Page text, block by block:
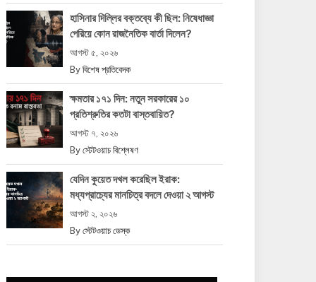
হাসিনার দিল্লির বক্তব্যে কী ছিল: নিষেধাজ্ঞা
পেরিয়ে কোন রাজনৈতিক বার্তা দিলেন?
আগস্ট ৫, ২০২৬
By বিশেষ প্রতিবেদক
ক্ষমতার ১৭১ দিন: নতুন সরকারের ১০
প্রতিশ্রুতির কতটা বাস্তবায়িত?
আগস্ট ৭, ২০২৬
By স্টেটওয়াচ বিশ্লেষণ
যেদিন কুয়েত দখল করেছিল ইরাক:
মধ্যপ্রাচ্যের মানচিত্র বদলে দেওয়া ২ আগস্ট
আগস্ট ২, ২০২৬
By স্টেটওয়াচ ডেস্ক